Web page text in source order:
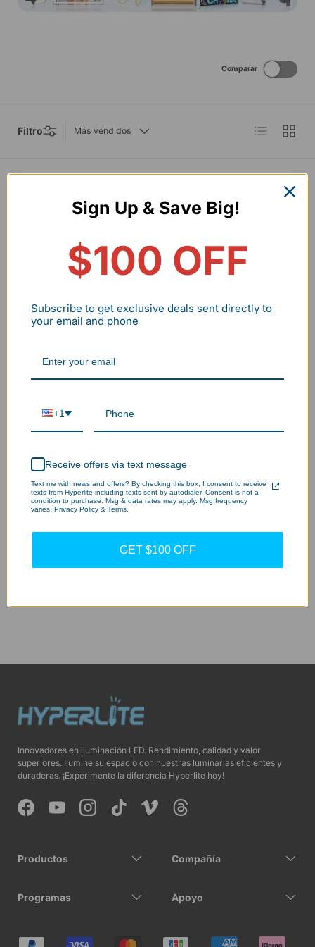
Filtro Más vendidos
Comparar
Lista
Elegir opciones
Flowgo Level 2 Smart EV
Charger, 240V
Charger (NACS) – 240V
Innovadores en iluminación LED. Rendimiento, calidad y valor
superiores. Ilumine su espacio con nuestras luminarias eficientes y
duraderas. ¡Experimente la diferencia Hyperlite hoy!
FacebookYouTubeInstagramTikTok Vimeo Threads
Productos Compañía
Programas Apoyo
Formas de pago aceptadas
Sign Up & Save Big!
$100 OFF
Subscribe to get exclusive deals sent directly to
your email and phone
+1
Receive offers via text message
Text me with news and offers? By checking this box, I consent to receive
texts from Hyperlite including texts sent by autodialer. Consent is not a
condition to purchase. Msg & data rates may apply. Msg frequency
varies. Privacy Policy & Terms.
GET $100 OFF